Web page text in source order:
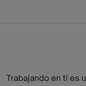
Trabajando en ti es